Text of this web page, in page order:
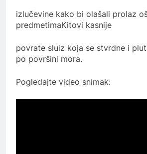
izlučevine kako bi olašali prolaz
predmetimaKitovi kasnije
povrate sluiz koja se stvrdne i
po površini mora.
Pogledajte video snimak: